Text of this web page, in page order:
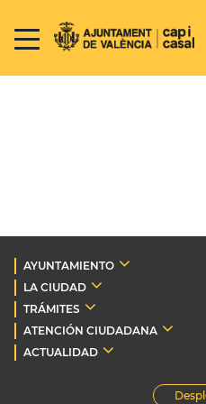
AYUNTAMIENTO
LA CIUDAD
TRÁMITES
ATENCIÓN CIUDADANA
ACTUALIDAD